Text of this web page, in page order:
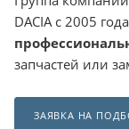
DACIA с 2005
запчастей или
ЗАЯВКА НА